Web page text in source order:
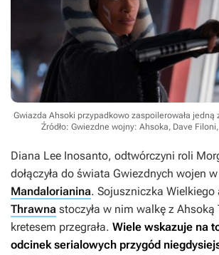
Gwiazda Ahsoki przypadkowo zaspoilerowała jedną
Źródło: Gwiezdne wojny: Ahsoka, Dave
Diana Lee Inosanto, odtwórczyni roli
dołączyła do świata Gwiezdnych wojen
Mandalorianina. Sojuszniczka Wielkiego
Thrawna stoczyła w nim walkę z Ahsoką
kretesem przegrała. Wiele wskazuje na
odcinek serialowych przygód